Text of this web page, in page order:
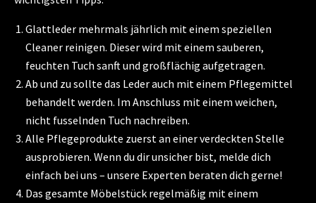
Glattleder mehrmals jährlich mit einem speziellen
Cleaner reinigen. Dieser wird mit einem sauberen,
feuchten Tuch sanft und großflächig aufgetragen.
Ab und zu sollte das Leder auch mit einem Pflegemittel
behandelt werden. Im Anschluss mit einem weichen,
nicht fusselnden Tuch nachreiben.
Alle Pflegeprodukte zuerst an einer verdeckten Stelle
ausprobieren. Wenn du dir unsicher bist, melde dich
einfach bei uns – unsere Experten beraten dich gerne!
Das gesamte Möbelstück regelmäßig mit einem